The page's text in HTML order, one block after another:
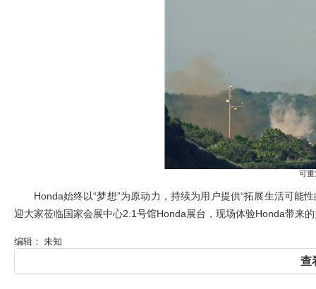
可重
Honda始终以“梦想”为原动力，持续为用户提供“拓展生活可能
迎大家莅临国家会展中心2.1号馆Honda展台，现场体验Honda带来
编辑： 未知
查